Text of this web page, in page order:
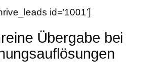
id=’1001′]
Übergabe bei